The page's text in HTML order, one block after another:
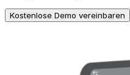
Kostenlose Demo vereinbaren